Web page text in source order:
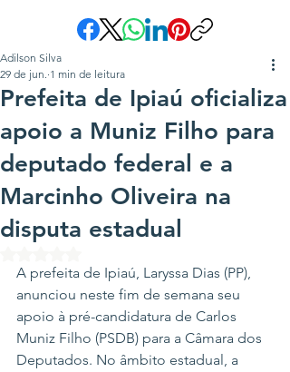
Prefeita de Ipiaú oficializa
apoio a Muniz Filho para
deputado federal e a
Marcinho Oliveira na
disputa estadual
Adilson Silva
29 de jun. 1 min de leitura
A prefeita de Ipiaú, Laryssa Dias (PP),
anunciou neste fim de semana seu
apoio à pré-candidatura de Carlos
Muniz Filho (PSDB) para a Câmara dos
Deputados. No âmbito estadual, a